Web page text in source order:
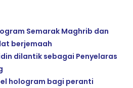
Semarak Maghrib dan
berjemaah
dilantik sebagai Penyelaras
hologram bagi peranti